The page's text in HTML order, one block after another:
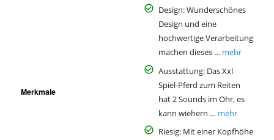
i
n
Merkmale
Design: Wunderschönes
Design und eine
hochwertige Verarbeitung
machen dieses … mehr
Ausstattung: Das Xxl
Spiel-Pferd zum Reiten
hat 2 Sounds im Ohr, es
kann wiehern … mehr
Riesig: Mit einer Kopfhöhe